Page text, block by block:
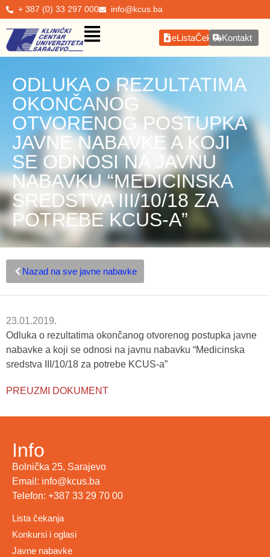
+ 387 (0) 33 297 000 info@kcus.ba
eListaČekanjaKontakt
ODLUKA O REZULTATIMA
OKONČANOG
OTVORENOG POSTUPKA
JAVNE NABAVKE A KOJI
SE ODNOSI NA JAVNU
NABAVKU “MEDICINSKA
SREDSTVA III/10/18 ZA
POTREBE KCUS-A”
Nazad na sve javne nabavke
23.01.2019.
Odluka o rezultatima okončanog otvorenog postupka javne
nabavke a koji se odnosi na javnu nabavku “Medicinska
sredstva III/10/18 za potrebe KCUS-a”
PREUZMI DOKUMENT
Info
Bolnička 25, Sarajevo
Email: info@kcus.ba
Telefon: +387 33 29 70 00
Lista čekanja
Konkursi i oglasi
Javne nabavke